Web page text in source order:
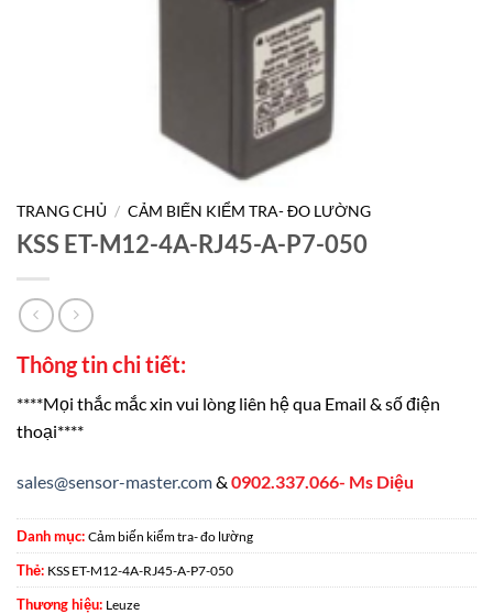
TRANG CHỦ / CẢM BIẾN KIỂM TRA- ĐO LƯỜNG
KSS ET-M12-4A-RJ45-A-P7-050
Thông tin chi tiết:
****Mọi thắc mắc xin vui lòng liên hệ qua Email & số điện
thoại****
sales@sensor-master.com& 0902.337.066- Ms Diệu
Danh mục: Cảm biến kiểm tra- đo lường
Thẻ: KSS ET-M12-4A-RJ45-A-P7-050
Thương hiệu: Leuze